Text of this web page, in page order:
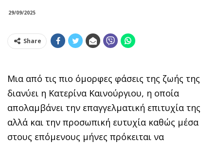
29/09/2025
Share
Μια από τις πιο όμορφες φάσεις της ζωής της
διανύει η Κατερίνα Καινούργιου, η οποία
απολαμβάνει την επαγγελματική επιτυχία της
αλλά και την προσωπική ευτυχία καθώς μέσα
στους επόμενους μήνες πρόκειται να